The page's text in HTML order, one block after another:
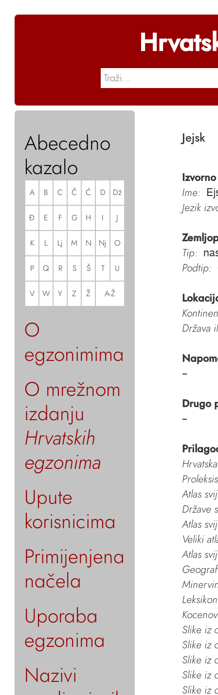
Abecedno
kazalo
A B C Č Ć D Dž
Đ E F G H I J
K L Lj M N Nj O
P Q R S Š T U
V W Y Z Ž A-Ž
O
egzonimima
O mrežnom
izdanju
Hrvatskih
egzonima
Upute
korisnicima
Primijenjena
načela
Uporaba
egzonima
Nazivi
Jejsk
Ime:
Jezik
Tip:
Podtip:
Država
–
Drugo
–
Atlas
Države
Atlas
Veliki
Atlas
Slike iz
Slike iz
Slike iz
Slike iz
Slike iz